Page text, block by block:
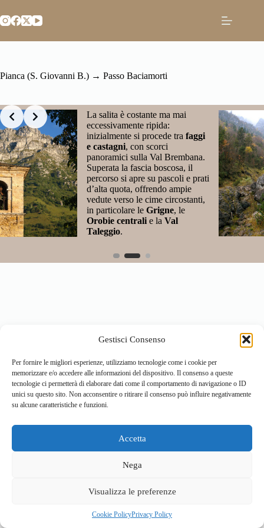
Gestisci Consenso
Per fornire le migliori esperienze, utilizziamo tecnologie come i cookie per
memorizzare e/o accedere alle informazioni del dispositivo. Il consenso a queste
tecnologie ci permetterà di elaborare dati come il comportamento di navigazione o ID
unici su questo sito. Non acconsentire o ritirare il consenso può influire negativamente
su alcune caratteristiche e funzioni.
Accetta
Nega
Visualizza le preferenze
Cookie PolicyPrivacy Policy
al
contenuto
Pianca (S. Giovanni B.) → Passo Baciamorti
La salita è costante ma mai
eccessivamente ripida:
inizialmente si procede trafaggi
e castagni, con scorci
panoramici sulla Val Brembana.
Superata la fascia boscosa, il
percorso si apre su pascoli e prati
d’alta quota, offrendo ampie
vedute verso le cime circostanti,
in particolare le
Grigne, le
Orobie centrali
e laVal
Taleggio.
Slide 2 of 3
Vivi la Montagna
Cucina e prodotti tipici